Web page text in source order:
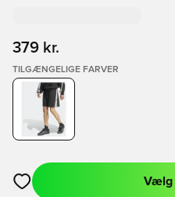
379 kr.
TILGÆNGELIGE FARVER
Åbner en Modal til at logge
Vælg